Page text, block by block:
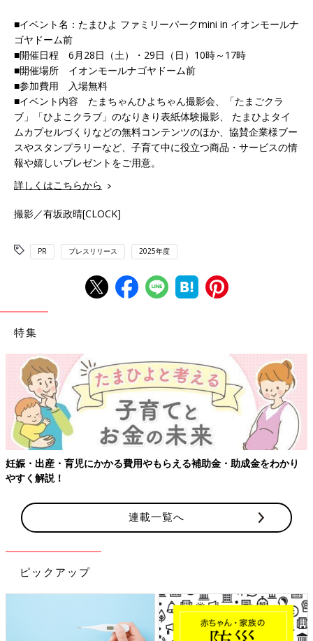
■イベント名：たまひよ ファミリーパークmini in イオンモールナ
ゴヤドーム前
■開催日程 6月28日（土）・29日（日）10時～17時
■開催場所 イオンモールナゴヤドーム前
■参加費用 入場無料
■イベント内容 たまちゃんひよちゃん撮影会、「たまごクラ
ブ」「ひよこクラブ」のなりきり表紙体験撮影、 たまひよタイ
ムカプセルづくりなどの無料コンテンツのほか、協賛企業様ブー
スやスタンプラリーなど、子育て中に役立つ商品・サービスの情
報や嬉しいプレゼントをご用意。
詳しくはこちらから
撮影／有坂政晴[CLOCK]
PR プレスリリース 2025年度
特集
【ワクチン接種できるものも】妊婦の感染症対策、知っておいて！
連載一覧へ
ピックアップ